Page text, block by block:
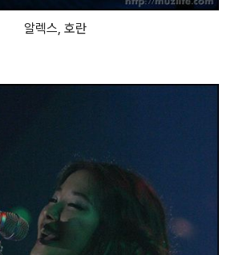
알렉스, 호란